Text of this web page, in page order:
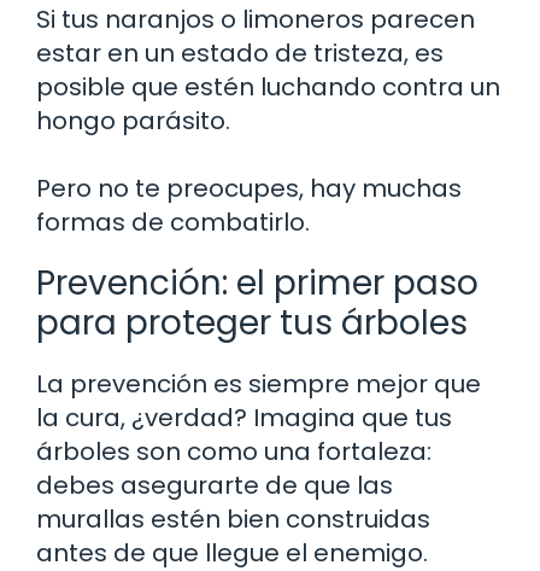
Si tus naranjos o limoneros parecen
estar en un estado de tristeza, es
posible que estén luchando contra un
hongo parásito.
Pero no te preocupes, hay muchas
formas de combatirlo.
Prevención: el primer paso
para proteger tus árboles
La prevención es siempre mejor que
la cura, ¿verdad? Imagina que tus
árboles son como una fortaleza:
debes asegurarte de que las
murallas estén bien construidas
antes de que llegue el enemigo.